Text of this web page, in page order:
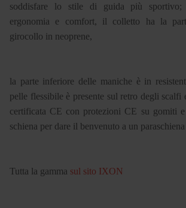
soddisfare lo stile di guida più
ergonomia e comfort, il colletto ha la
girocollo in neoprene,
la parte inferiore delle maniche è in
pelle flessibile è presente sul retro degli scalfi
certificata CE con protezioni CE su gomiti e
schiena per dare il benvenuto a un
Tutta la gamma sul sito IXON